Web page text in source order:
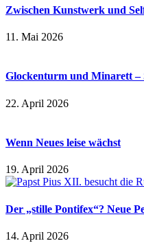
Zwischen Kunstwerk und
11. Mai 2026
Glockenturm und Minarett –
22. April 2026
Wenn Neues leise wächst
19. April 2026
Der „stille Pontifex“? Neue
14. April 2026